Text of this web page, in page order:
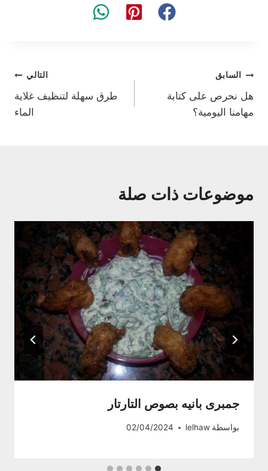
تصفّح
المقالات
السابق
هل نحرص على كتابة
مهامنا اليومية؟
التالي
طرق سهلة لتنظيف غلاية
الماء
موضوعات ذات صلة
جمبرى بانيه بصوص التارتار
بواسطة lelhaw
02/04/2024